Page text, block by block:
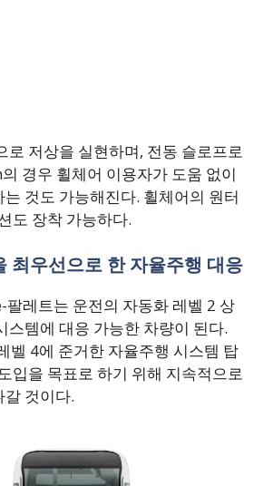
로 저상을 실현하며, 전동 슬로프로
경우 휠체어 이용자가 도움 없이
것도 가능해진다. 휠체어의 원터
도 장착 가능하다.
최우선으로 한 자율주행 대응
팔레트는 운전의 자동화 레벨 2 상
스템에 대응 가능한 차량이 된다.
벨 4에 준거한 자율주행 시스템 탑
입을 목표로 하기 위해 지속적으로
것이다.